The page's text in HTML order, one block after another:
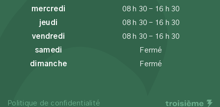
mercredi
08 h 30 - 16 h 30
jeudi
08 h 30 - 16 h 30
vendredi
08 h 30 - 16 h 30
samedi
Fermé
dimanche
Fermé
Politique de confidentialité